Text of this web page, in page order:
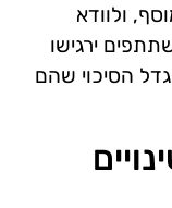
ולוודא
ירגישו
הסיכוי שהם